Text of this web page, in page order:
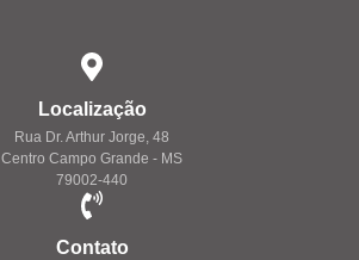
Localização
Rua Dr. Arthur Jorge, 48
Centro Campo Grande - MS
79002-440
Contato